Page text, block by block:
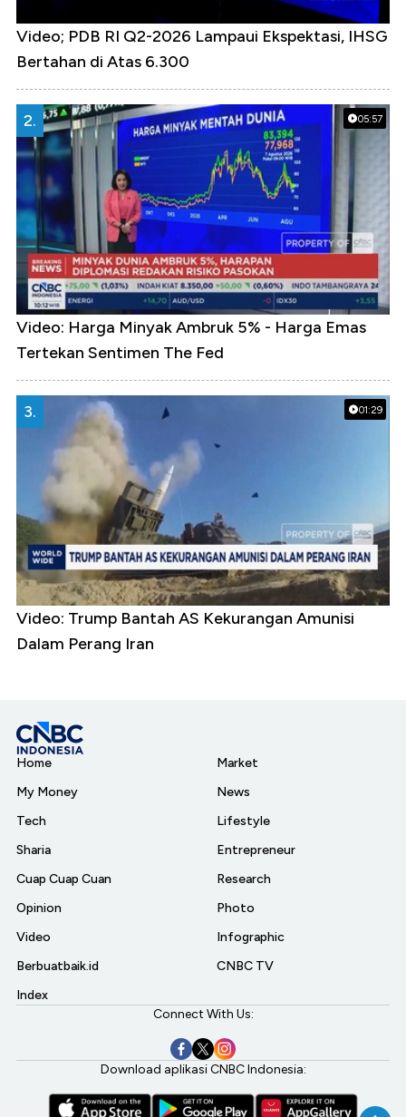
Video; PDB RI Q2-2026 Lampaui Ekspektasi, IHSG
Bertahan di Atas 6.300
05:57
2.
Video: Harga Minyak Ambruk 5% - Harga Emas
Tertekan Sentimen The Fed
01:29
3.
Video: Trump Bantah AS Kekurangan Amunisi
Dalam Perang Iran
Home
My Money
Tech
Sharia
Cuap Cuap Cuan
Opinion
Video
Berbuatbaik.id
Index
Market
News
Lifestyle
Entrepreneur
Research
Photo
Infographic
CNBC TV
Connect With Us:
Download aplikasi CNBC Indonesia: